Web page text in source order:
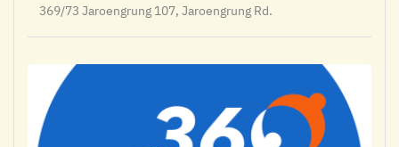
369/73 Jaroengrung 107, Jaroengrung Rd.